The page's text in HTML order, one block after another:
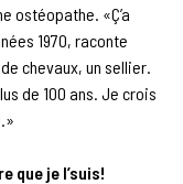
ostéopathe. «Ç’a
1970, raconte
chevaux, un sellier.
de 100 ans. Je crois
que je l’suis!